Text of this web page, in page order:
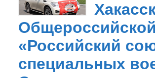
«Российский
специальных